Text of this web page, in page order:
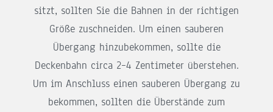
sitzt, sollten Sie die Bahnen in der richtigen
Größe zuschneiden. Um einen sauberen
Übergang hinzubekommen, sollte die
Deckenbahn circa 2–4 Zentimeter überstehen.
Um im Anschluss einen sauberen Übergang zu
bekommen, sollten die Überstände zum